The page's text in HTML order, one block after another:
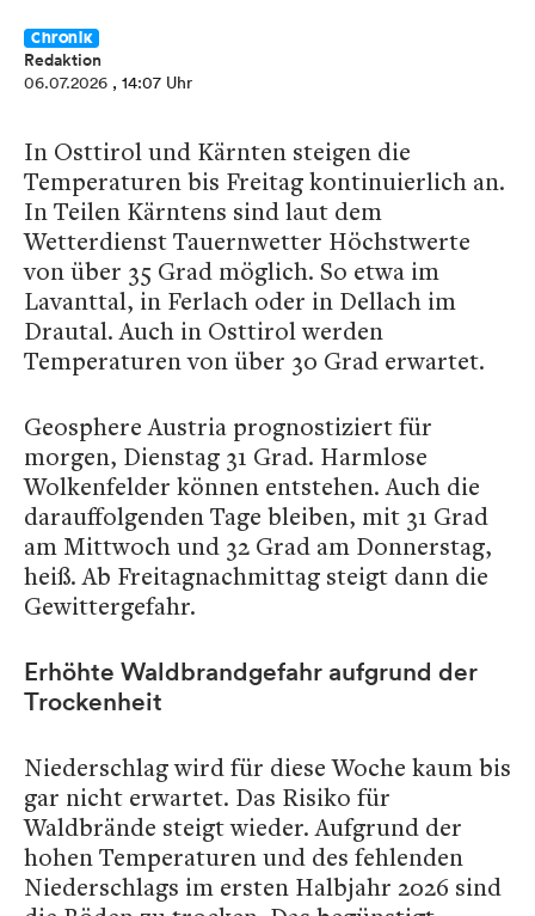
Chronik
Redaktion
06.07.2026 , 14:07 Uhr
In Osttirol und Kärnten steigen die
Temperaturen bis Freitag kontinuierlich an.
In Teilen Kärntens sind laut dem
Wetterdienst Tauernwetter Höchstwerte
von über 35 Grad möglich. So etwa im
Lavanttal, in Ferlach oder in Dellach im
Drautal. Auch in Osttirol werden
Temperaturen von über 30 Grad erwartet.
Geosphere Austria prognostiziert für
morgen, Dienstag 31 Grad. Harmlose
Wolkenfelder können entstehen. Auch die
darauffolgenden Tage bleiben, mit 31 Grad
am Mittwoch und 32 Grad am Donnerstag,
heiß. Ab Freitagnachmittag steigt dann die
Gewittergefahr.
Erhöhte Waldbrandgefahr aufgrund der
Trockenheit
Niederschlag wird für diese Woche kaum bis
gar nicht erwartet. Das Risiko für
Waldbrände steigt wieder. Aufgrund der
hohen Temperaturen und des fehlenden
Niederschlags im ersten Halbjahr 2026 sind